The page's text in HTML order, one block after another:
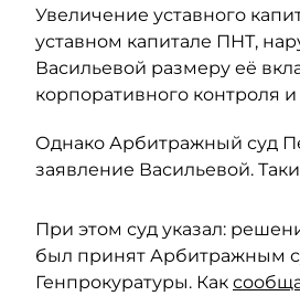
Увеличение уставного
уставном капитале ПНТ,
Васильевой размеру её
корпоративного контроля
Однако Арбитражный суд
заявление Васильевой.
При этом суд указал:
был принят Арбитражным
Генпрокуратуры. Как